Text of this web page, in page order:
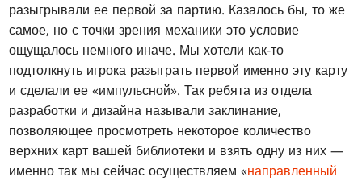
разыгрывали ее первой за партию. Казалось бы, то же
самое, но с точки зрения механики это условие
ощущалось немного иначе. Мы хотели как-то
подтолкнуть игрока разыграть первой именно эту карту
и сделали ее «импульсной». Так ребята из отдела
разработки и дизайна называли заклинание,
позволяющее просмотреть некоторое количество
верхних карт вашей библиотеки и взять одну из них —
именно так мы сейчас осуществляем «направленный